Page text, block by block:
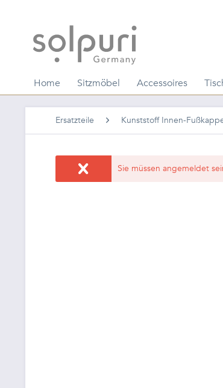
Home Sitzmöbel Accessoires
Ersatzteile Kunststoff Innen-
Sie müssen angemeldet